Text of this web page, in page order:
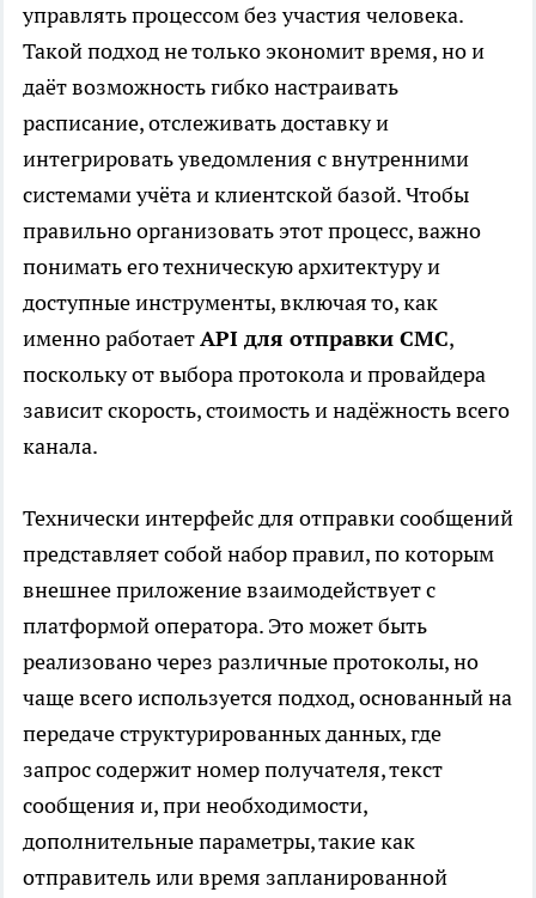
управлять процессом без участия человека.
Такой подход не только экономит время, но и
даёт возможность гибко настраивать
расписание, отслеживать доставку и
интегрировать уведомления с внутренними
системами учёта и клиентской базой. Чтобы
правильно организовать этот процесс, важно
понимать его техническую архитектуру и
доступные инструменты, включая то, как
именно работаетAPI для отправки СМС,
поскольку от выбора протокола и провайдера
зависит скорость, стоимость и надёжность всего
канала.
Технически интерфейс для отправки сообщений
представляет собой набор правил, по которым
внешнее приложение взаимодействует с
платформой оператора. Это может быть
реализовано через различные протоколы, но
чаще всего используется подход, основанный на
передаче структурированных данных, где
запрос содержит номер получателя, текст
сообщения и, при необходимости,
дополнительные параметры, такие как
отправитель или время запланированной